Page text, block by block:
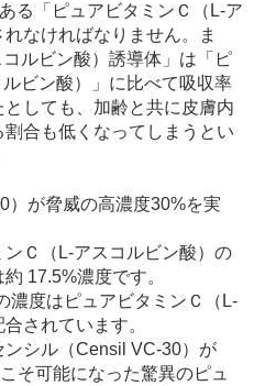
る「ピュアビタミンＣ（L-ア
なければなりません。ま
ルビン酸）誘導体」は「ピ
ビン酸）」に比べて吸収率
しても、加齢と共に皮膚内
合も低くなってしまうとい
）が脅威の高濃度30%を実
Ｃ（L-アスコルビン酸）の
17.5%濃度です。
濃度はピュアビタミンＣ（L-
されています。
シル（Censil VC-30）が
そ可能になった驚異のピュ